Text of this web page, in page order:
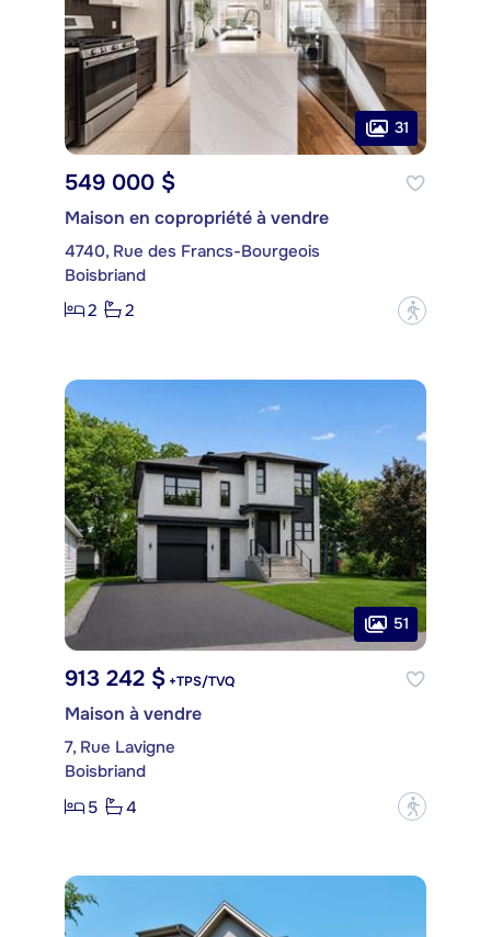
31
549 000 $
Maison en copropriété à vendre
4740, Rue des Francs-Bourgeois
Boisbriand
2
2 ?
51
913 242 $ +TPS/TVQ
Maison à vendre
7, Rue Lavigne
Boisbriand
5
4 ?